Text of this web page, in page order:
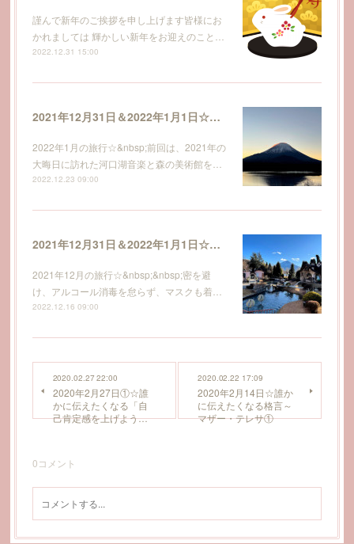
謹んで新年のご挨拶を申し上げます皆様にお
かれましては 輝かしい新年をお迎えのこと…
2022.12.31 15:00
2021年12月31日＆2022年1月1日☆河口湖観光と精進湖で初富士・初日の出を拝み、初詣もしてきました～その２♪
2022年1月の旅行☆&nbsp;前回は、2021年の
大晦日に訪れた河口湖音楽と森の美術館を…
2022.12.23 09:00
2021年12月31日＆2022年1月1日☆河口湖観光と精進湖で初富士・初日の出を拝み、初詣もしてきました～その１♪
2021年12月の旅行☆&nbsp;&nbsp;密を避
け、アルコール消毒を怠らず、マスクも着…
2022.12.16 09:00
2020.02.27 22:00
2020年2月27日①☆誰
かに伝えたくなる「自
己肯定感を上げよう…
2020.02.22 17:09
2020年2月14日☆誰か
に伝えたくなる格言～
マザー・テレサ①
0コメント